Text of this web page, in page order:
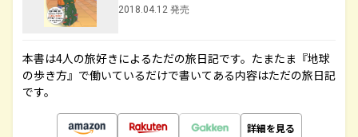
2018.04.12 発売
本書は4人の旅好きによるただの旅日記です。たまたま『地球
の歩き方』で働いているだけで書いてある内容はただの旅日記
です。
詳細を見る